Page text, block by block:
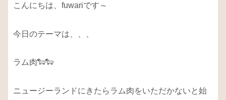
こんにちは、fuwariです～
今日のテーマは、、、
ラム肉🐑🐑
ニュージーランドにきたらラム肉をいただかないと始